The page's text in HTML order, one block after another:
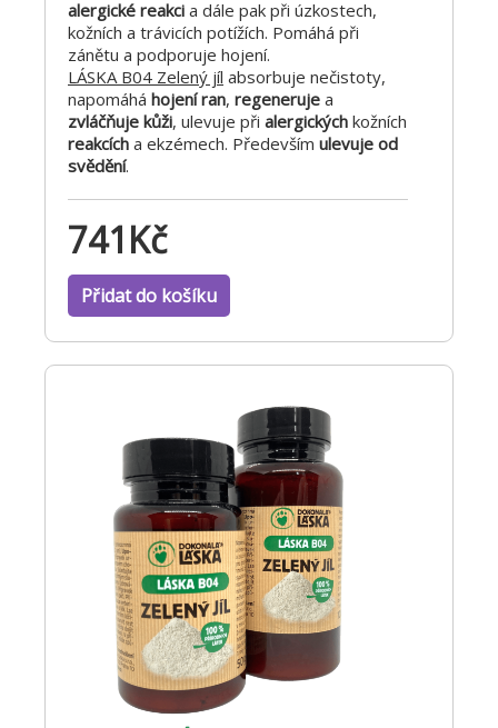
alergické reakci a dále pak při úzkostech,
kožních a trávicích potížích. Pomáhá při
zánětu a podporuje hojení.
LÁSKA B04 Zelený jíl absorbuje nečistoty,
napomáhá hojení ran, regeneruje a
zvláčňuje kůži, ulevuje při alergických kožních
reakcích a ekzémech. Především ulevuje od
svědění.
741Kč
Přidat do košíku